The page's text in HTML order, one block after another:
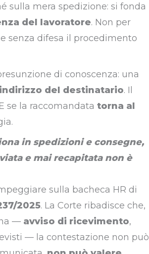
sulla mera spedizione: si fonda
del lavoratore. Non per
senza difesa il procedimento
di conoscenza: una
del destinatario. Il
se la raccomandata torna al
in spedizioni e consegne,
e mai recapitata non è
sulla bacheca HR di
2025. La Corte ribadisce che,
— avviso di ricevimento,
— la contestazione non può